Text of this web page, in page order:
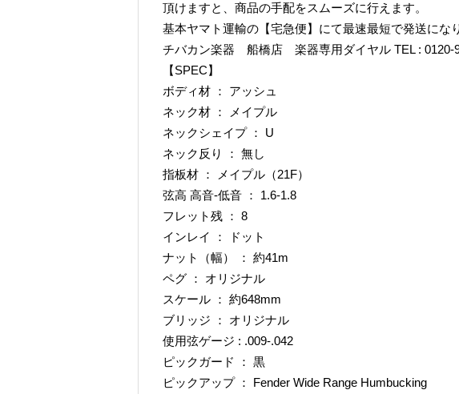
頂けますと、商品の手配をスムーズに行えます。
基本ヤマト運輸の【宅急便】にて最速最短で発送にな
チバカン楽器 船橋店 楽器専用ダイヤル TEL : 0120-
【SPEC】
ボディ材 ： アッシュ
ネック材 ： メイプル
ネックシェイプ ： U
ネック反り ： 無し
指板材 ： メイプル（21F）
弦高 高音-低音 ： 1.6-1.8
フレット残 ： 8
インレイ ： ドット
ナット（幅） ： 約41m
ペグ ： オリジナル
スケール ： 約648mm
ブリッジ ： オリジナル
使用弦ゲージ : .009-.042
ピックガード ： 黒
ピックアップ ： Fender Wide Range Humbucking